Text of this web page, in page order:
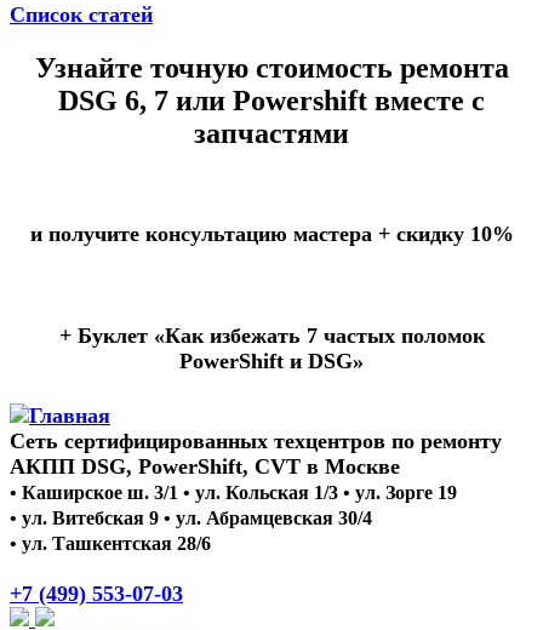
Список статей
Узнайте точную стоимость ремонта
DSG 6, 7 или Powershift вместе с
запчастями
и получите консультацию мастера + скидку 10%
+ Буклет «Как избежать 7 частых поломок
PowerShift и DSG»
Сеть сертифицированных техцентров по ремонту
АКПП DSG, PowerShift, CVT в Москве
• Каширское ш. 3/1 • ул. Кольская 1/3 • ул. Зорге 19
• ул. Витебская 9 • ул. Абрамцевская 30/4
• ул. Ташкентская 28/6
+7 (499) 553-07-03